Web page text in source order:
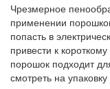
Чрезмерное
применении
попасть в
привести к
порошок подходит
смотреть на